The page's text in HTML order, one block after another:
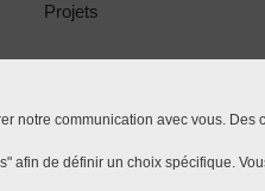
Projets
notre communication avec vous.
de définir un choix spécifique.